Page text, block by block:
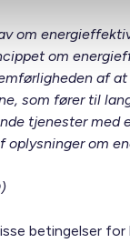
om
om
af
som fører til
tjenester med
oplysninger om
betingelser